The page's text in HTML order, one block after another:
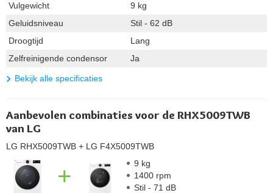
Vulgewicht
9 kg
Geluidsniveau
Stil - 62 dB
Droogtijd
Lang
Zelfreinigende condensor
Ja
Bekijk alle specificaties
Aanbevolen combinaties voor de RHX5009TWB
van LG
LG RHX5009TWB + LG F4X5009TWB
+
9 kg
1400 rpm
Stil - 71 dB